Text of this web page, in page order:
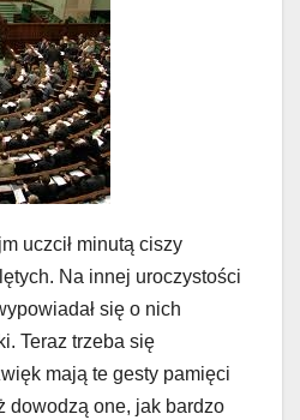
uczcił minutą ciszy
Na innej uroczystości
się o nich
Teraz trzeba się
mają te gesty pamięci
dowodzą one, jak bardzo